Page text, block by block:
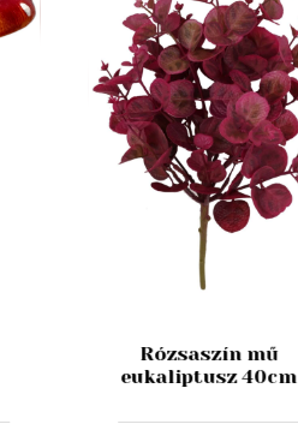
Rózsaszín mű
eukaliptusz 40cm